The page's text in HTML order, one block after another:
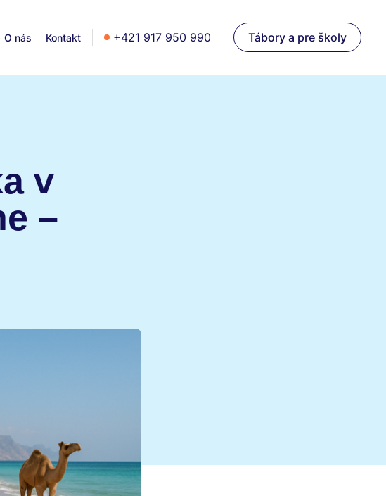
O nás Kontakt +421 917 950 990 Tábory a pre školy
v
–